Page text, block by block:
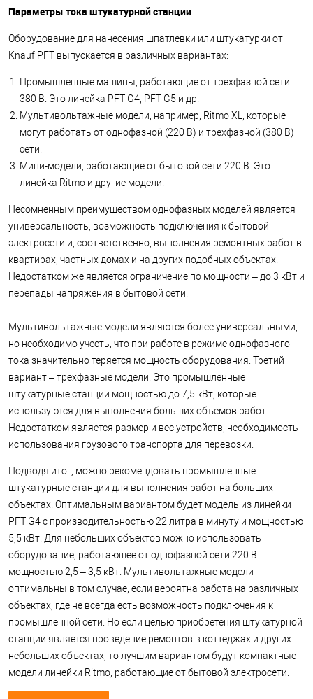
Параметры тока штукатурной станции
Оборудование для нанесения шпатлевки или штукатурки от
Knauf PFT выпускается в различных вариантах:
Промышленные машины, работающие от трехфазной сети
380 В. Это линейка PFT G4, PFT G5 и др.
Мультивольтажные модели, например, Ritmo XL, которые
могут работать от однофазной (220 В) и трехфазной (380 В)
сети.
Мини-модели, работающие от бытовой сети 220 В. Это
линейка Ritmo и другие модели.
Несомненным преимуществом однофазных моделей является
универсальность, возможность подключения к бытовой
электросети и, соответственно, выполнения ремонтных работ в
квартирах, частных домах и на других подобных объектах.
Недостатком же является ограничение по мощности – до 3 кВт и
перепады напряжения в бытовой сети.
Мультивольтажные модели являются более универсальными,
но необходимо учесть, что при работе в режиме однофазного
тока значительно теряется мощность оборудования. Третий
вариант – трехфазные модели. Это промышленные
штукатурные станции мощностью до 7,5 кВт, которые
используются для выполнения больших объёмов работ.
Недостатком является размер и вес устройств, необходимость
использования грузового транспорта для перевозки.
Подводя итог, можно рекомендовать промышленные
штукатурные станции для выполнения работ на больших
объектах. Оптимальным вариантом будет модель из линейки
PFT G4 с производительностью 22 литра в минуту и мощностью
5,5 кВт. Для небольших объектов можно использовать
оборудование, работающее от однофазной сети 220 В
мощностью 2,5 – 3,5 кВт. Мультивольтажные модели
оптимальны в том случае, если вероятна работа на различных
объектах, где не всегда есть возможность подключения к
промышленной сети. Но если целью приобретения штукатурной
станции является проведение ремонтов в коттеджах и других
небольших объектах, то лучшим вариантом будут компактные
модели линейки Ritmo, работающие от бытовой электросети.